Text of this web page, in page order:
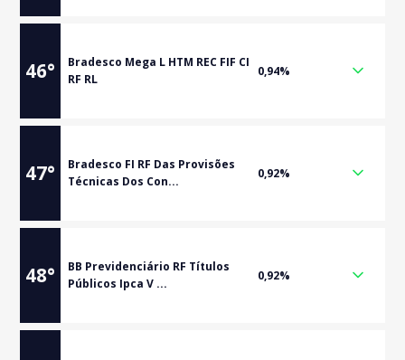
46°
Bradesco Mega L HTM REC FIF CI
RF RL
0,94%
47°
Bradesco FI RF Das Provisões
Técnicas Dos Con...
0,92%
48°
BB Previdenciário RF Títulos
Públicos Ipca V ...
0,92%